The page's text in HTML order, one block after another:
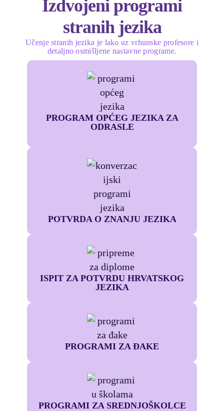
Izdvojeni programi
stranih jezika
Učenje stranih jezika je lako uz vrhunske profesore i
detaljno osmišljene nastavne programe.
PROGRAM OPĆEG JEZIKA ZA
ODRASLE
POTVRDA O ZNANJU JEZIKA
ISPIT ZA POTVRDU HRVATSKOG
JEZIKA
PROGRAMI ZA ĐAKE
PROGRAMI ZA SREDNJOŠKOLCE